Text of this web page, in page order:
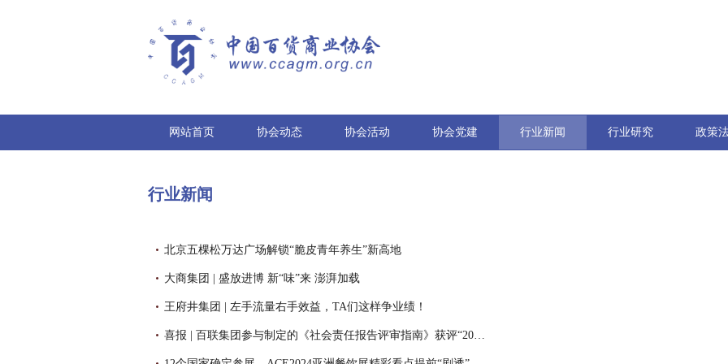
网站首页 协会动态 协会活动 协会党建 行业新闻 行业研究 政策
行业新闻
北京五棵松万达广场解锁“脆皮青年养生”新高地
大商集团 | 盛放进博 新“味”来 澎湃加载
王府井集团 | 左手流量右手效益，TA们这样争业绩！
喜报 | 百联集团参与制定的《社会责任报告评审指南》获评“2024年度市团体标准十佳案例”